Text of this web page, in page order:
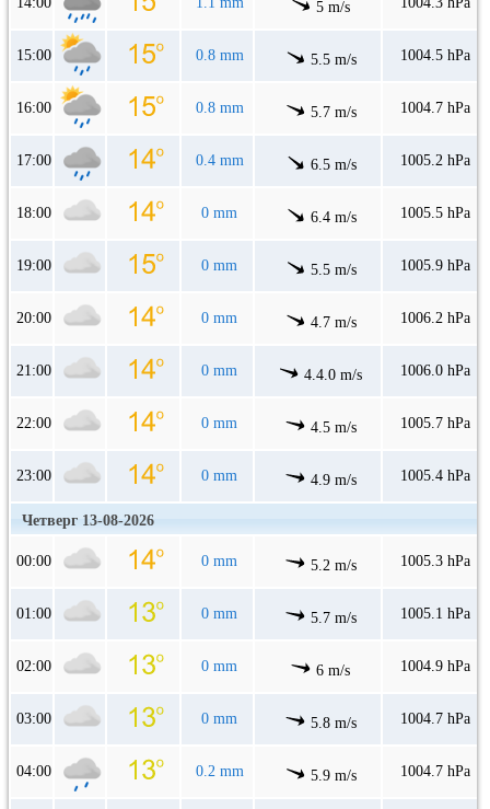
5 m/s
15:00 0.8 mm 5.5 m/s 1004.5 hPa
16:00 0.8 mm 5.7 m/s 1004.7 hPa
17:00 0.4 mm 6.5 m/s 1005.2 hPa
18:00 0 mm 6.4 m/s 1005.5 hPa
19:00 0 mm 5.5 m/s 1005.9 hPa
20:00 0 mm 4.7 m/s 1006.2 hPa
21:00 0 mm 4.4.0 m/s 1006.0 hPa
22:00 0 mm 4.5 m/s 1005.7 hPa
23:00 0 mm 4.9 m/s 1005.4 hPa
Четверг 13-08-2026
00:00 0 mm 5.2 m/s 1005.3 hPa
01:00 0 mm 5.7 m/s 1005.1 hPa
02:00 0 mm 6 m/s 1004.9 hPa
03:00 0 mm 5.8 m/s 1004.7 hPa
04:00 0.2 mm 5.9 m/s 1004.7 hPa